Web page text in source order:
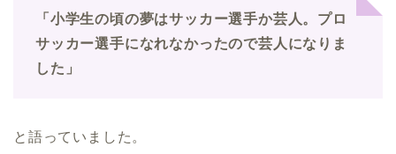
「小学生の頃の夢はサッカー選手か芸人。プロ
サッカー選手になれなかったので芸人になりま
した」
と語っていました。